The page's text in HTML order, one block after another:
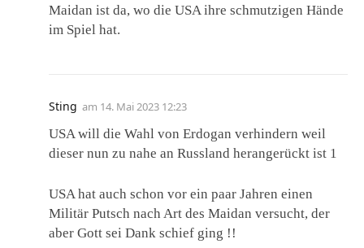
Maidan ist da, wo die USA ihre schmutzigen Hände
im Spiel hat.
Sting am 14. Mai 2023 12:23
USA will die Wahl von Erdogan verhindern weil
dieser nun zu nahe an Russland herangerückt ist 1
USA hat auch schon vor ein paar Jahren einen
Militär Putsch nach Art des Maidan versucht, der
aber Gott sei Dank schief ging !!